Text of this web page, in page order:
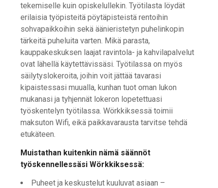
tekemiselle kuin opiskelullekin. Työtilasta löydät
erilaisia työpisteitä pöytäpisteistä rentoihin
sohvapaikkoihin sekä äänieristetyn puhelinkopin
tärkeitä puheluita varten. Mikä parasta,
kauppakeskuksen laajat ravintola- ja kahvilapalvelut
ovat lähellä käytettävissäsi. Työtilassa on myös
säilytyslokeroita, joihin voit jättää tavarasi
kipaistessasi muualla, kunhan tuot oman lukon
mukanasi ja tyhjennät lokeron lopetettuasi
työskentelyn työtilassa. Wörkkiksessä toimii
maksuton Wifi, eikä paikkavarausta tarvitse tehdä
etukäteen.
Muistathan kuitenkin nämä säännöt
työskennellessäsi Wörkkiksessä:
Puheet ja keskustelut kuuluvat asiaan –